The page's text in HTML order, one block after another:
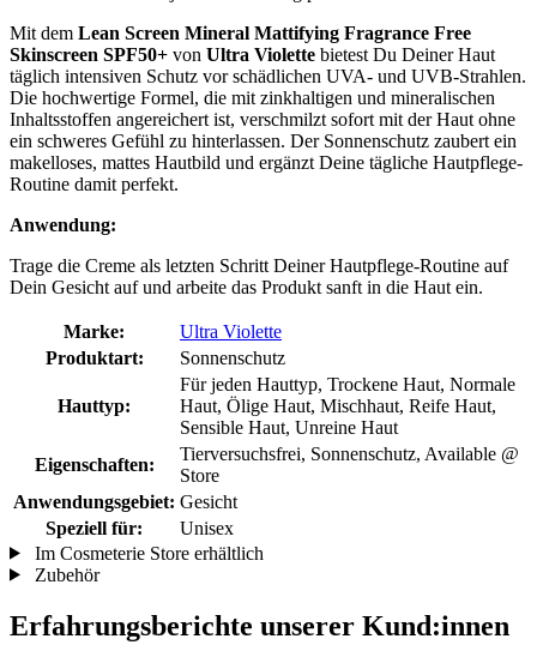
Mit dem Lean Screen Mineral Mattifying Fragrance Free
Skinscreen SPF50+ von Ultra Violette bietest Du Deiner Haut
täglich intensiven Schutz vor schädlichen UVA- und UVB-Strahlen.
Die hochwertige Formel, die mit zinkhaltigen und mineralischen
Inhaltsstoffen angereichert ist, verschmilzt sofort mit der Haut ohne
ein schweres Gefühl zu hinterlassen. Der Sonnenschutz zaubert ein
makelloses, mattes Hautbild und ergänzt Deine tägliche Hautpflege-
Routine damit perfekt.
Anwendung:
Trage die Creme als letzten Schritt Deiner Hautpflege-Routine auf
Dein Gesicht auf und arbeite das Produkt sanft in die Haut ein.
Marke:
Ultra Violette
Produktart:
Sonnenschutz
Hauttyp:
Für jeden Hauttyp, Trockene Haut, Normale
Haut, Ölige Haut, Mischhaut, Reife Haut,
Sensible Haut, Unreine Haut
Eigenschaften:
Tierversuchsfrei, Sonnenschutz, Available @
Store
Anwendungsgebiet: Gesicht
Speziell für:
Unisex
Im Cosmeterie Store erhältlich
Zubehör
Erfahrungsberichte unserer Kund:innen